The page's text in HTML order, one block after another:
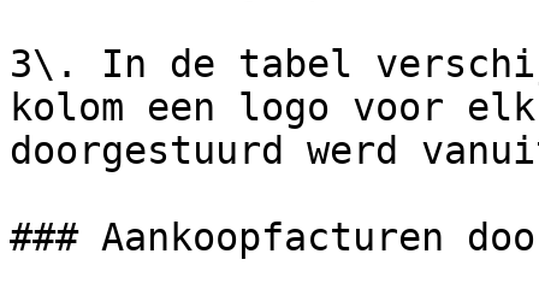
3\. In de tabel
kolom een logo voor
doorgestuurd werd
### Aankoopfacturen